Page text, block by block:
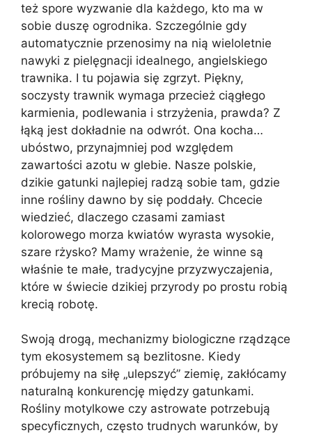
też spore wyzwanie dla każdego, kto ma w
sobie duszę ogrodnika. Szczególnie gdy
automatycznie przenosimy na nią wieloletnie
nawyki z pielęgnacji idealnego, angielskiego
trawnika. I tu pojawia się zgrzyt. Piękny,
soczysty trawnik wymaga przecież ciągłego
karmienia, podlewania i strzyżenia, prawda? Z
łąką jest dokładnie na odwrót. Ona kocha…
ubóstwo, przynajmniej pod względem
zawartości azotu w glebie. Nasze polskie,
dzikie gatunki najlepiej radzą sobie tam, gdzie
inne rośliny dawno by się poddały. Chcecie
wiedzieć, dlaczego czasami zamiast
kolorowego morza kwiatów wyrasta wysokie,
szare rżysko? Mamy wrażenie, że winne są
właśnie te małe, tradycyjne przyzwyczajenia,
które w świecie dzikiej przyrody po prostu robią
krecią robotę.
Swoją drogą, mechanizmy biologiczne rządzące
tym ekosystemem są bezlitosne. Kiedy
próbujemy na siłę „ulepszyć” ziemię, zakłócamy
naturalną konkurencję między gatunkami.
Rośliny motylkowe czy astrowate potrzebują
specyficznych, często trudnych warunków, by